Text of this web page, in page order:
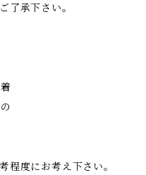
了承下さい。
程度にお考え下さい。